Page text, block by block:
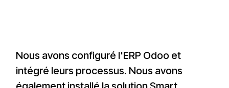
Nous avons configuré l'ERP Odoo et
intégré leurs processus. Nous avons